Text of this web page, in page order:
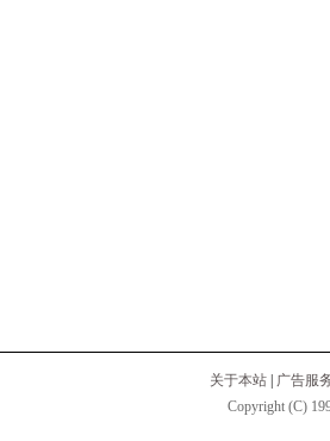
关于本站
广告服
Copyright (C)